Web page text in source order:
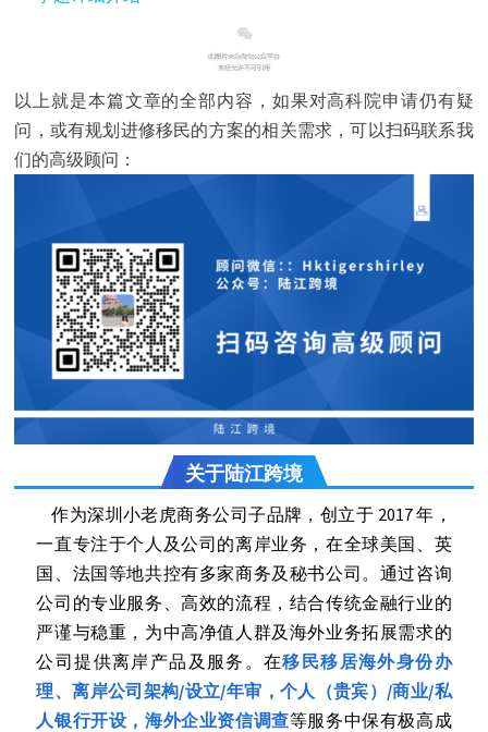
END
以上就是本篇文章的全部内容，如果对高科院申请仍有疑
问，或有规划进修移民的方案的相关需求，可以扫码联系我
们的高级顾问：
关于陆江跨境
作为深圳小老虎商务公司子品牌，创立于 2017 年，
一直专注于个人及公司的离岸业务，在全球美国、英
国、法国等地共控有多家商务及秘书公司。通过咨询
公司的专业服务、高效的流程，结合传统金融行业的
严谨与稳重，为中高净值人群及海外业务拓展需求的
公司提供离岸产品及服务。在移民移居海外身份办
理、离岸公司架构/设立/年审，个人（贵宾）/商业/私
人银行开设，海外企业资信调查等服务中保有极高成